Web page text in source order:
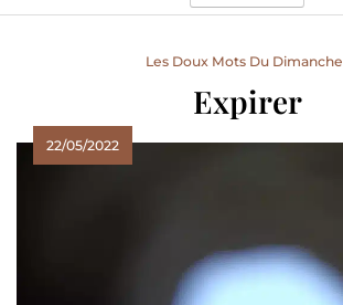
Les Doux Mots Du Dimanche
Expirer
22/05/2022